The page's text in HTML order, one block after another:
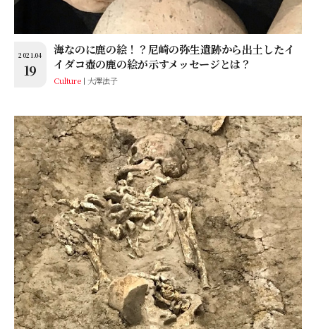
2021.04
19
海なのに鹿の絵！？尼崎の弥生遺跡から出土したイ
イダコ壺の鹿の絵が示すメッセージとは？
Culture 大澤法子